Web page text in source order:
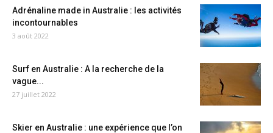
Adrénaline made in Australie : les activités
incontournables
3 août 2022
Surf en Australie : A la recherche de la
vague...
27 juillet 2022
Skier en Australie : une expérience que l’on